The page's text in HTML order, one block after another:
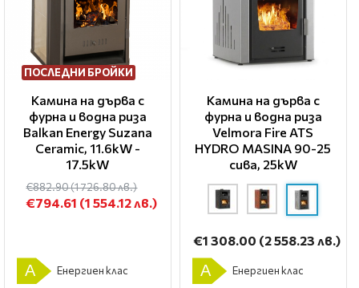
ПОСЛЕДНИ БРОЙКИ
Камина на дърва с
фурна и водна риза
Balkan Energy Suzana
Ceramic, 11.6kW -
17.5kW
€794.61 (1 554.12 лв.)
€882.90(1 726.80 лв.)
A Енергиен клас
Камина на дърва с
фурна и водна риза
Velmora Fire ATS
HYDRO ΜΑSΙΝΑ 90-25
сива, 25kW
€1 308.00 (2 558.23 лв.)
A Енергиен клас